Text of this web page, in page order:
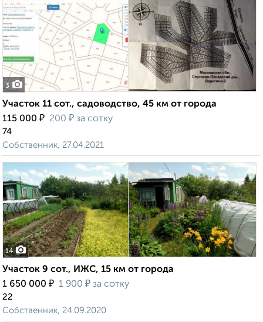
3
Участок 11 сот., садоводство, 45 км от города
115 000 ₽ 200 ₽ за сотку
74
Собственник, 27.04.2021
14
Участок 9 сот., ИЖС, 15 км от города
1 650 000 ₽ 1 900 ₽ за сотку
22
Собственник, 24.09.2020